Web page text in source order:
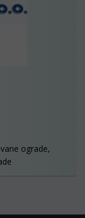
ograde,